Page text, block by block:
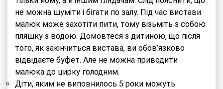
не можна шуміти і бігати по залу. Під час вистави
малюк може захотіти пити, тому візьміть з собою
пляшку з водою. Домовтеся з дитиною, що після
того, як закінчиться вистава, ви обов’язково
відвідаєте буфет. Але не можна приводити
малюка до цирку голодним.
Діти, яким не виповнилось 5 роки можуть